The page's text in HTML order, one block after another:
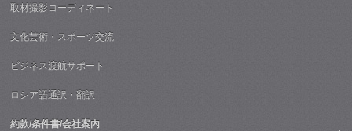
取材撮影コーディネート
文化芸術・スポーツ交流
ビジネス渡航サポート
ロシア語通訳・翻訳
約款/条件書/会社案内